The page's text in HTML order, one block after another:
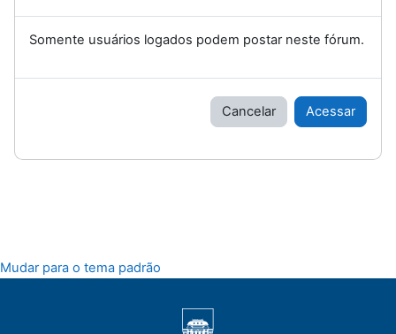
Somente usuários logados podem postar neste fórum.
Cancelar Acessar
Mudar para o tema padrão